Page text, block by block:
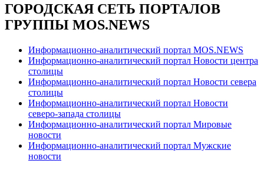
ГОРОДСКАЯ СЕТЬ ПОРТАЛОВ
ГРУППЫ MOS.NEWS
Информационно-аналитический портал MOS.NEWS
Информационно-аналитический портал Новости центра
столицы
Информационно-аналитический портал Новости севера
столицы
Информационно-аналитический портал Новости
северо-запада столицы
Информационно-аналитический портал Мировые
новости
Информационно-аналитический портал Мужские
новости